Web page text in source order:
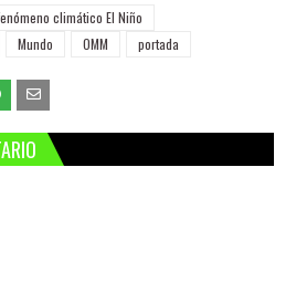
climático El Niño
Mundo OMM portada